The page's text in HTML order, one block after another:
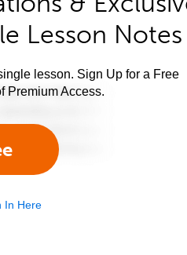
Lesson Notes
lesson. Sign Up for a Free
Premium Access.
In Here